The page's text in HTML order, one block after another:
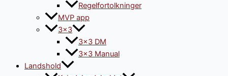
Regelfortolkninger
MVP app
3×3
3×3 DM
3×3 Manual
Landshold